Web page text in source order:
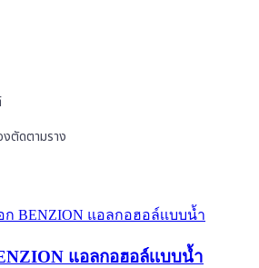
ตัดตามราง
แอลกอฮอล์เเบบน้ำ